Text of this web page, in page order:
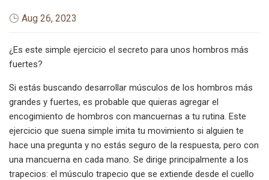
Aug 26, 2023
¿Es este simple ejercicio el secreto para unos hombros más
fuertes?
Si estás buscando desarrollar músculos de los hombros más
grandes y fuertes, es probable que quieras agregar el
encogimiento de hombros con mancuernas a tu rutina. Este
ejercicio que suena simple imita tu movimiento si alguien te
hace una pregunta y no estás seguro de la respuesta, pero con
una mancuerna en cada mano. Se dirige principalmente a los
trapecios: el músculo trapecio que se extiende desde el cuello